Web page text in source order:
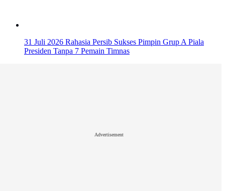
31 Juli 2026 Rahasia Persib Sukses Pimpin Grup A Piala
Presiden Tanpa 7 Pemain Timnas
Advertisement